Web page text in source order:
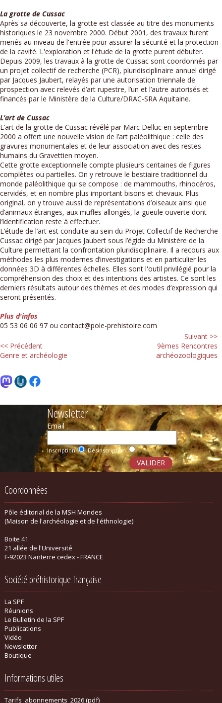
La grotte de Cussac
Après sa découverte, la grotte est classée au titre des monuments
historiques le 23 novembre 2000. Début 2001, des travaux furent
menés au niveau de l'entrée pour assurer la sécurité et la protection
de la cavité. L'exploration et l'étude de la grotte purent débuter.
Depuis 2009, les travaux à la grotte de Cussac sont coordonnés par
un projet collectif de recherche (PCR), pluridisciplinaire annuel dirigé
par Jacques Jaubert, relayés par une autorisation triennale de
prospection avec relevés d’art rupestre, l’un et l’autre autorisés et
financés par le Ministère de la Culture/DRAC-SRA Aquitaine.
L’art de Cussac
L’art de la grotte de Cussac révélé par Marc Delluc en septembre
2000 a offert une nouvelle vision de l’art paléolithique : celle des
gravures monumentales et de leur association avec des restes
humains du Gravettien moyen.
Cette grotte exceptionnelle compte plusieurs centaines de figures
complètes ou partielles. On y retrouve le bestiaire traditionnel du
monde paléolithique qui se compose : de mammouths, rhinocéros,
cervidés, et en nombre plus important bisons et chevaux. Plus
original, on y trouve aussi de représentations d’oiseaux ainsi que
d’animaux étranges, aux mufles allongés, la gueule ouverte dont
l’identification reste à effectuer.
L’étude de l’art est conduite au sein du Projet Collectif de Recherche
Cussac dirigé par Jacques Jaubert sous l’égide du Ministère de la
Culture permettant la confrontation pluridisciplinaire. Il a recours aux
méthodes les plus modernes d’investigations et en particulier les
données 3D à différentes échelles. Elles sont l'outil privilégié pour la
compréhension des choix et des intentions des artistes. Ce sont les
derniers résultats autour des thèmes et des modes d’expression qui
seront présentés.
Plus d'infos
05 53 06 06 97 ou contact@pole-prehistoire.com
<< Précédent
Genre et archéologie
Suivant >>
9èmes Rencontres
archéozoologiques
Newsletter
Email :
Inscription Désinscription
Coordonnées
Pôle éditorial de la MSH Mondes
(Maison de l'archéologie et de l'éthnologie)
Boite 41
21 allée de l'Université
F-92023 Nanterre cedex - FRANCE
Société préhistorique française
La SPF
Réunions
Le Bulletin de la SPF
Publications
Vidéo
Newsletter
Boutique
Informations utiles
Tarifs_abonnements_2026 (pdf)